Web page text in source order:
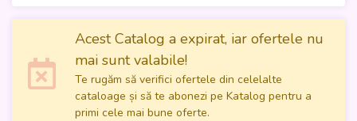
Acest Catalog a expirat, iar ofertele nu
mai sunt valabile!
Te rugăm să verifici ofertele din celelalte
cataloage și să te abonezi pe Katalog pentru a
primi cele mai bune oferte.